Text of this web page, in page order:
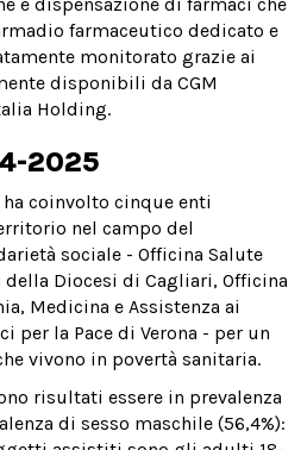
e dispensazione di farmaci che
farmaceutico dedicato e
monitorato grazie ai
disponibili da CGM
Holding.
2025
coinvolto cinque enti
nel campo del
sociale - Officina Salute
della Diocesi di Cagliari, Officina
Medicina e Assistenza ai
per la Pace di Verona - per un
vivono in povertà sanitaria.
risultati essere in prevalenza
di sesso maschile (56,4%):